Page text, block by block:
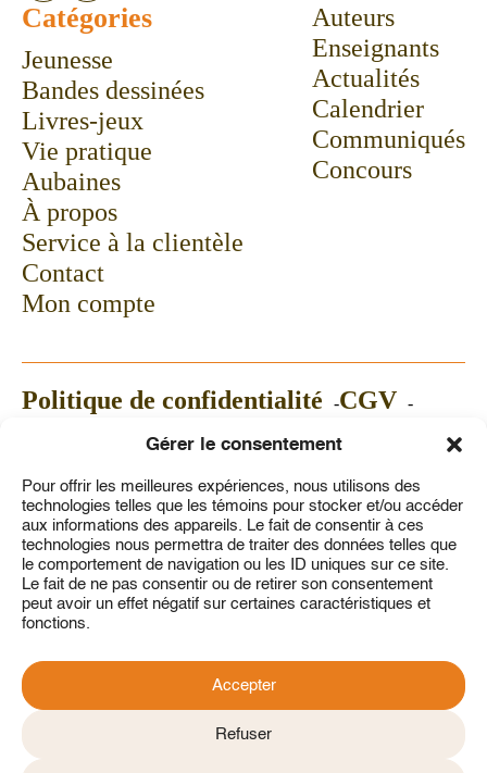
Gérer le consentement
Pour offrir les meilleures expériences, nous utilisons des
technologies telles que les témoins pour stocker et/ou accéder
aux informations des appareils. Le fait de consentir à ces
technologies nous permettra de traiter des données telles que
le comportement de navigation ou les ID uniques sur ce site.
Le fait de ne pas consentir ou de retirer son consentement
peut avoir un effet négatif sur certaines caractéristiques et
fonctions.
Accepter
Refuser
Catégories
Jeunesse
Bandes dessinées
Livres-jeux
Vie pratique
Aubaines
Auteurs
Enseignants
Actualités
Calendrier
Communiqués
Concours
À propos
Service à la clientèle
Contact
Mon compte
Politique de confidentialité
CGV
Politique de témoins
2026 © Tous droits réservés